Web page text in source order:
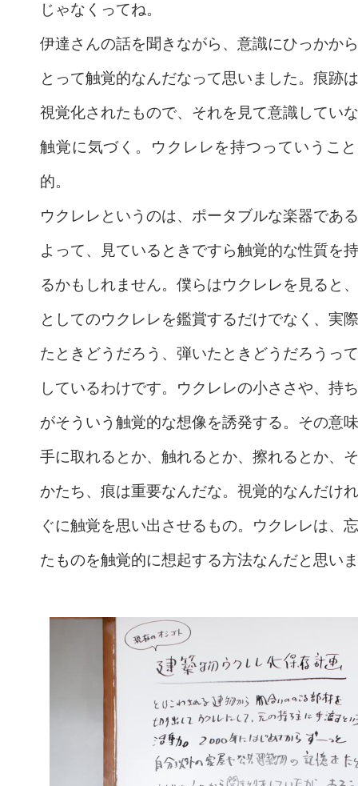
じゃなくってね。
伊達さんの話を聞きながら、意識にひっかか
とって触覚的なんだなって思いました。痕跡
視覚化されたもので、それを見て意識してい
触覚に気づく。ウクレレを持つっていうこ
的。
ウクレレというのは、ポータブルな楽器であ
よって、見ているときですら触覚的な性質を
るかもしれません。僕らはウクレレを見ると
としてのウクレレを鑑賞するだけでなく、実
たときどうだろう、弾いたときどうだろうっ
しているわけです。ウクレレの小ささや、持
がそういう触覚的な想像を誘発する。その意
手に取れるとか、触れるとか、擦れるとか、
かたち、痕は重要なんだな。視覚的なんだけ
ぐに触覚を思い出させるもの。ウクレレは、
たものを触覚的に想起する方法なんだと思い